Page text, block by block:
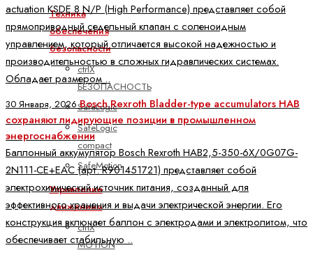
Техника
обеспечения
безопасности
ctrlX
БЕЗОПАСНОСТЬ
SafeLogic
SafeLogic
compact
SafeMotion
Управление
движением
ctrlX
MOTION
actuation KSDE.8 N/P (High Performance) представляет собой
прямоприводный седельный клапан с соленоидным
управлением, который отличается высокой надежностью и
производительностью в сложных гидравлических системах.
Обладает размером ..
30 Января, 2026Bosch Rexroth Bladder-type accumulators HAB
сохраняют лидирующие позиции в промышленном
энергоснабжении
Баллонный аккумулятор Bosch Rexroth HAB2,5-350-6X/0G07G-
2N111-CE+EAC (арт. R901451721) представляет собой
электрохимический источник питания, созданный для
эффективного хранения и выдачи электрической энергии. Его
конструкция включает баллон с электродами и электролитом, что
обеспечивает стабильную ..